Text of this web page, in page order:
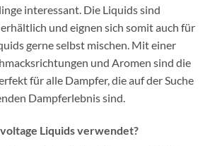
interessant. Die Liquids sind
und eignen sich somit auch für
gerne selbst mischen. Mit einer
und Aromen sind die
für alle Dampfer, die auf der Suche
Dampferlebnis sind.
Liquids verwendet?